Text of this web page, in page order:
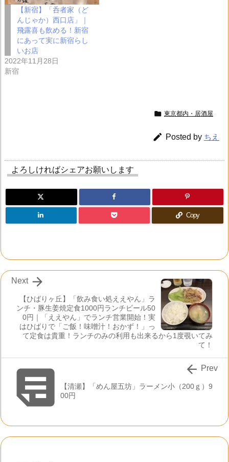
【新宿】「呑者家（ど
んじゃか）西口店」｜
飛露喜も飲める！新宿
にあって実に新宿らし
いお店
2022年11月28日
新宿
 東京都内・居酒屋
 Posted by ちえ
よろしければシェアお願いします
Copy
【ひばりヶ丘】「飲み食い処ええやん」ラ
ンチ・豚生姜焼定食1000円ランチビール50
0円｜「ええやん」でランチ営業開始！実
はひばりで「ご飯！味噌汁！おかず！」っ
て定食は貴重！ランチのみの利用も出来るから1度覗いてみ
て！

Next
 【清瀬】「めん屋五坊」ラーメン小（200ｇ）9
00円
 Prev